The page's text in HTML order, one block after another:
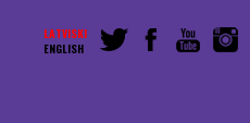
LATVISKI
ENGLISH